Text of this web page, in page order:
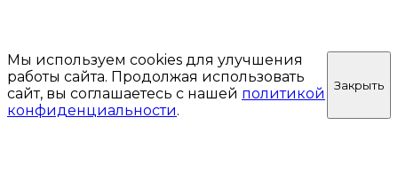
Мы используем cookies для улучшения
работы сайта. Продолжая использовать
сайт, вы соглашаетесь с нашей политикой
конфиденциальности.
Закрыть